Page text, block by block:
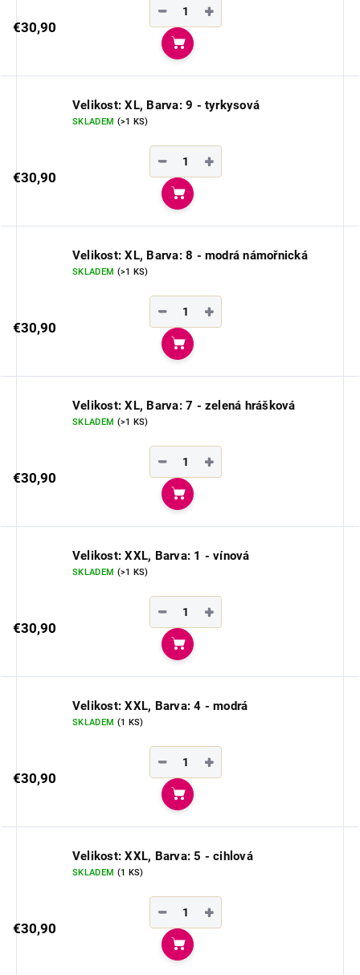
€30,90
+
−
Do košíka
Velikost: XL, Barva: 9 - tyrkysová
SKLADEM (>1 KS)
€30,90
+
−
Do košíka
Velikost: XL, Barva: 8 - modrá námořnická
SKLADEM (>1 KS)
€30,90
+
−
Do košíka
Velikost: XL, Barva: 7 - zelená hrášková
SKLADEM (>1 KS)
€30,90
+
−
Do košíka
Velikost: XXL, Barva: 1 - vínová
SKLADEM (>1 KS)
€30,90
+
−
Do košíka
Velikost: XXL, Barva: 4 - modrá
SKLADEM (1 KS)
€30,90
+
−
Do košíka
Velikost: XXL, Barva: 5 - cihlová
SKLADEM (1 KS)
€30,90
+
−
Do košíka